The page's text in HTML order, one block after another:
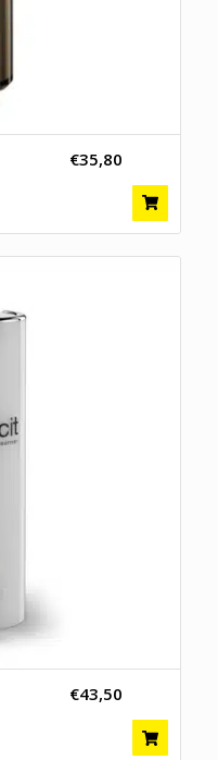
€35,80
€43,50